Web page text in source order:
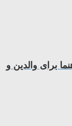
برای والدین و